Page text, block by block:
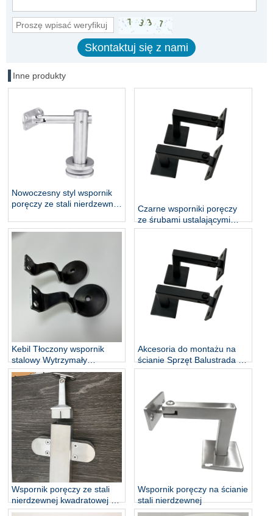
Inne produkty
Nowoczesny styl wspornik
poręczy ze stali nierdzewnej
balustrad elementy schodów
Czarne wsporniki poręczy
ze śrubami ustalającymi
Uchwyt poręczy ze stali
podstawa Wspornik poręczy
hurtowo
Kebil Tłoczony wspornik
stalowy Wytrzymały
wspornik poręczy do
montażu na schodach ze
stali ocynkowanej
Akcesoria do montażu na
ścianie Sprzęt Balustrada ze
stali nierdzewnej Wsparcie
instalacja Regulowany
wspornik poręczy schodów
Wspornik poręczy ze stali
nierdzewnej kwadratowej ze
szkła balustradowego
Wspornik poręczy na ścianie
stali nierdzewnej